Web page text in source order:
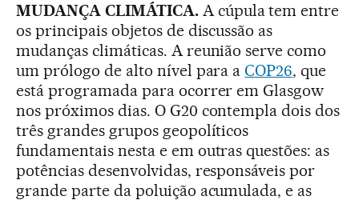
MUDANÇA CLIMÁTICA.A cúpula tem entre
os principais objetos de discussão as
mudanças climáticas. A reunião serve como
um prólogo de alto nível para aCOP26, que
está programada para ocorrer em Glasgow
nos próximos dias. O G20 contempla dois dos
três grandes grupos geopolíticos
fundamentais nesta e em outras questões: as
potências desenvolvidas, responsáveis por
grande parte da poluição acumulada, e as